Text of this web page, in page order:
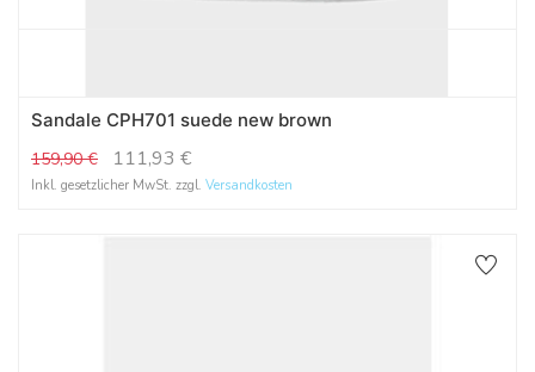
Sandale CPH701 suede new brown
159,90€ 111,93 €
Inkl. gesetzlicher MwSt. zzgl. Versandkosten